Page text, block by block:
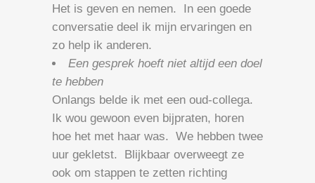
Het is geven en nemen. In een goede
conversatie deel ik mijn ervaringen en
zo help ik anderen.
Een gesprek hoeft niet altijd een doel
te hebben
Onlangs belde ik met een oud-collega.
Ik wou gewoon even bijpraten, horen
hoe het met haar was. We hebben twee
uur gekletst. Blijkbaar overweegt ze
ook om stappen te zetten richting